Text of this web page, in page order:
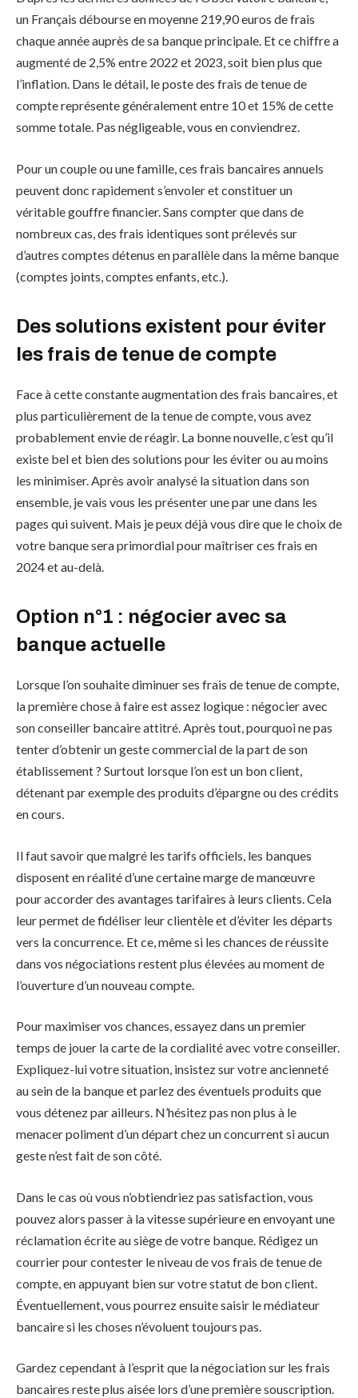
un Français débourse en moyenne 219,90 euros de frais
chaque année auprès de sa banque principale. Et ce chiffre a
augmenté de 2,5% entre 2022 et 2023, soit bien plus que
l’inflation. Dans le détail, le poste des frais de tenue de
compte représente généralement entre 10 et 15% de cette
somme totale. Pas négligeable, vous en conviendrez.
Pour un couple ou une famille, ces frais bancaires annuels
peuvent donc rapidement s’envoler et constituer un
véritable gouffre financier. Sans compter que dans de
nombreux cas, des frais identiques sont prélevés sur
d’autres comptes détenus en parallèle dans la même banque
(comptes joints, comptes enfants, etc.).
Des solutions existent pour éviter
les frais de tenue de compte
Face à cette constante augmentation des frais bancaires, et
plus particulièrement de la tenue de compte, vous avez
probablement envie de réagir. La bonne nouvelle, c’est qu’il
existe bel et bien des solutions pour les éviter ou au moins
les minimiser. Après avoir analysé la situation dans son
ensemble, je vais vous les présenter une par une dans les
pages qui suivent. Mais je peux déjà vous dire que le choix de
votre banque sera primordial pour maîtriser ces frais en
2024 et au-delà.
Option n°1 : négocier avec sa
banque actuelle
Lorsque l’on souhaite diminuer ses frais de tenue de compte,
la première chose à faire est assez logique : négocier avec
son conseiller bancaire attitré. Après tout, pourquoi ne pas
tenter d’obtenir un geste commercial de la part de son
établissement ? Surtout lorsque l’on est un bon client,
détenant par exemple des produits d’épargne ou des crédits
en cours.
Il faut savoir que malgré les tarifs officiels, les banques
disposent en réalité d’une certaine marge de manœuvre
pour accorder des avantages tarifaires à leurs clients. Cela
leur permet de fidéliser leur clientèle et d’éviter les départs
vers la concurrence. Et ce, même si les chances de réussite
dans vos négociations restent plus élevées au moment de
l’ouverture d’un nouveau compte.
Pour maximiser vos chances, essayez dans un premier
temps de jouer la carte de la cordialité avec votre conseiller.
Expliquez-lui votre situation, insistez sur votre ancienneté
au sein de la banque et parlez des éventuels produits que
vous détenez par ailleurs. N’hésitez pas non plus à le
menacer poliment d’un départ chez un concurrent si aucun
geste n’est fait de son côté.
Dans le cas où vous n’obtiendriez pas satisfaction, vous
pouvez alors passer à la vitesse supérieure en envoyant une
réclamation écrite au siège de votre banque. Rédigez un
courrier pour contester le niveau de vos frais de tenue de
compte, en appuyant bien sur votre statut de bon client.
Éventuellement, vous pourrez ensuite saisir le médiateur
bancaire si les choses n’évoluent toujours pas.
Gardez cependant à l’esprit que la négociation sur les frais
bancaires reste plus aisée lors d’une première souscription.